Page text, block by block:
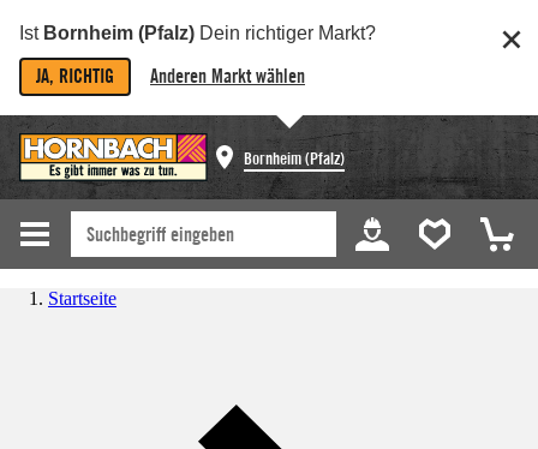
Ist Bornheim (Pfalz) Dein richtiger Markt?
JA, RICHTIG Anderen Markt wählen
Bornheim (Pfalz)
Startseite